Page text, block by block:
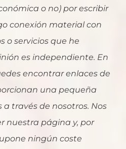
o no) por escribir
conexión material con
o servicios que he
es independiente. En
encontrar enlaces de
una pequeña
través de nosotros. Nos
nuestra página y, por
ningún coste